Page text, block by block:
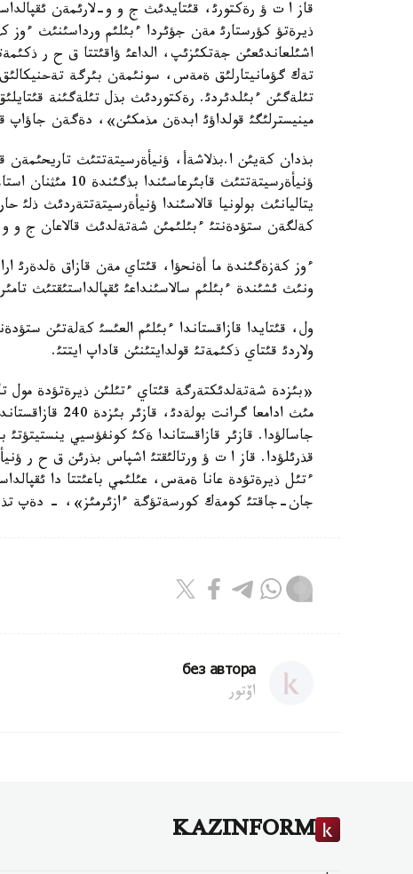
قاز ا ت ؤ رةكتورئ، قئتايدئث ج و و-لارئمةن
ذيرةتؤ كؤرستارئ مةن جؤئردا ءبئلئم ورداسئنئث ءوز
اشئلعاندئعئن جةتكئزئپ، الداعئ ؤاقئتتا ق ح ر
تةك گؤمانيتارلئق ةمةس، سونئمةن بئرگة
تئلةگئن ءبئلدئردئ. رةكتوردئث بذل تئلةگئنة
مينيسترلئگئ قولداؤئ ابدةن مذمكئن»، دةگةن جاؤاپ
ؤنيأةرسيتةتتئث
يتاليانئث بولونيا قالاسئندا ؤنيأةرسيتةتتةردئث
كةلگةن ستؤدةنتئ ءبئلئمئن شةتةلدئث قالاعان ج و
ءوز كةزةگئندة ما أةنحؤا، قئتاي مةن قازاق ةلدةرئ
ونئث ئشئندة ءبئلئم سالاسئنداعئ ئقپالداستئقتئث
ول، قئتايدا قازاقستاندا ءبئلئم العئسئ كةلةتئن
ولاردئ قئتاي ذكئمةتئ قولدايتئنئن قاداپ ايتتئ.
مئث ادامعا
جاسالؤدا. قازئر قازاقستاندا ةكئ كونفؤسيي
قذرئلؤدا. قاز ا ت ؤ ورتالئقتئ اشپاس بذرئن ق ح ر
ءتئل ذيرةتؤدة عانا ةمةس، عئلئمي باعئتتا دا
جان-جاقتئ كومةك كورسةتؤگة ءازئرمئز»، - دةپ
без автора
اۆتور
KAZINFORM